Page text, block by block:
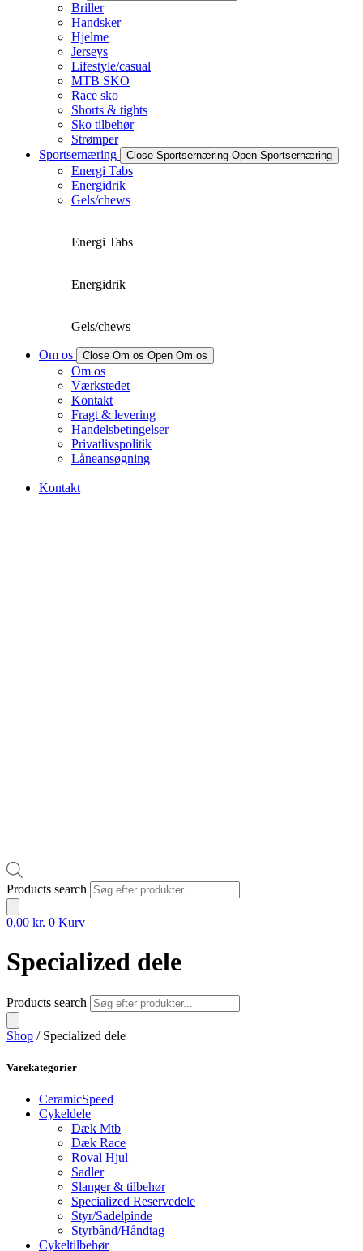
Briller
Handsker
Hjelme
Jerseys
Lifestyle/casual
MTB SKO
Race sko
Shorts & tights
Sko tilbehør
Strømper
Sportsernæring
Close Sportsernæring Open Sportsernæring
Energi Tabs
Energidrik
Gels/chews
Energi Tabs
Energidrik
Gels/chews
Om os Close Om os Open Om os
Om os
Værkstedet
Kontakt
Fragt & levering
Handelsbetingelser
Privatlivspolitik
Låneansøgning
Kontakt
Products search
0,00 kr. 0 Kurv
Specialized dele
Products search
Shop / Specialized dele
Varekategorier
CeramicSpeed
Cykeldele
Dæk Mtb
Dæk Race
Roval Hjul
Sadler
Slanger & tilbehør
Specialized Reservedele
Styr/Sadelpinde
Styrbånd/Håndtag
Cykeltilbehør